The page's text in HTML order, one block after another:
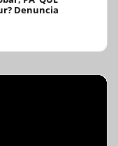
Denuncia